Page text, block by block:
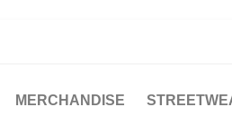
MERCHANDISE